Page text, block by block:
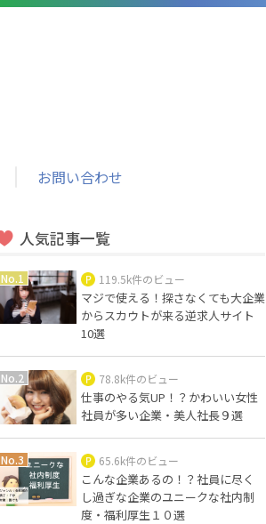
お問い合わせ
人気記事一覧
119.5k件のビュー
マジで使える！探さなくても大企業
からスカウトが来る逆求人サイト
10選
78.8k件のビュー
仕事のやる気UP！？かわいい女性
社員が多い企業・美人社長９選
65.6k件のビュー
こんな企業あるの！？社員に尽く
し過ぎな企業のユニークな社内制
度・福利厚生１０選